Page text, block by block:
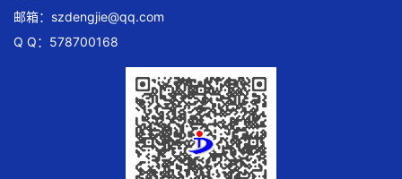
邮箱： szdengjie@qq.com
Q Q：578700168